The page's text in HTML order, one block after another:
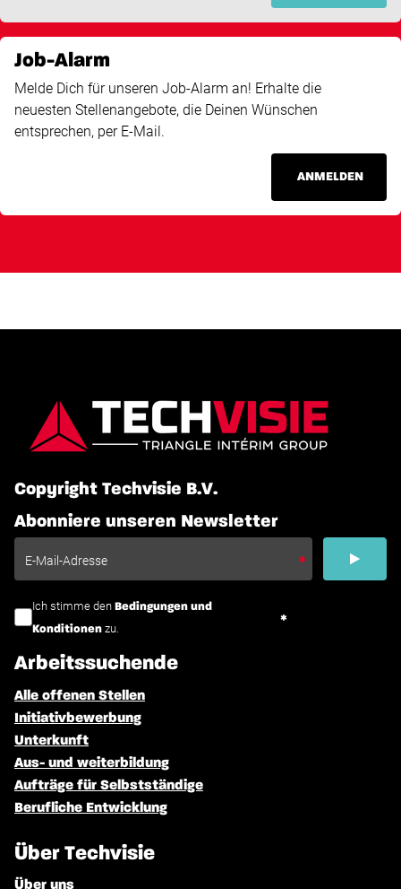
Job-Alarm
Melde Dich für unseren Job-Alarm an! Erhalte die
neuesten Stellenangebote, die Deinen Wünschen
entsprechen, per E-Mail.
ANMELDEN
Copyright Techvisie B.V.
Abonniere unseren Newsletter
Ich stimme den Bedingungen und
Konditionen zu.
Arbeitssuchende
Alle offenen Stellen
Initiativbewerbung
Unterkunft
Aus- und weiterbildung
Aufträge für Selbstständige
Berufliche Entwicklung
Über Techvisie
Über uns